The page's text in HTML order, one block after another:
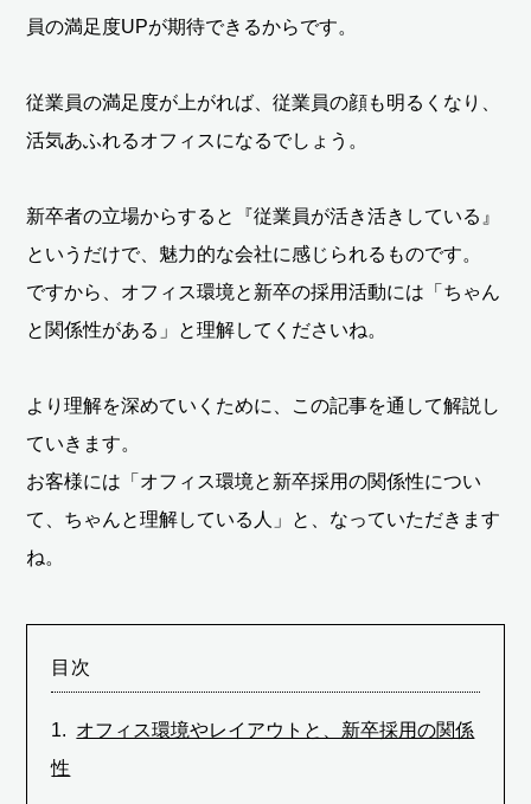
員の満足度UPが期待できるからです。
従業員の満足度が上がれば、従業員の顔も明るくなり、
活気あふれるオフィスになるでしょう。
新卒者の立場からすると『従業員が活き活きしている』
というだけで、魅力的な会社に感じられるものです。
ですから、オフィス環境と新卒の採用活動には「ちゃん
と関係性がある」と理解してくださいね。
より理解を深めていくために、この記事を通して解説し
ていきます。
お客様には「オフィス環境と新卒採用の関係性につい
て、ちゃんと理解している人」と、なっていただきます
ね。
目次
オフィス環境やレイアウトと、新卒採用の関係
性